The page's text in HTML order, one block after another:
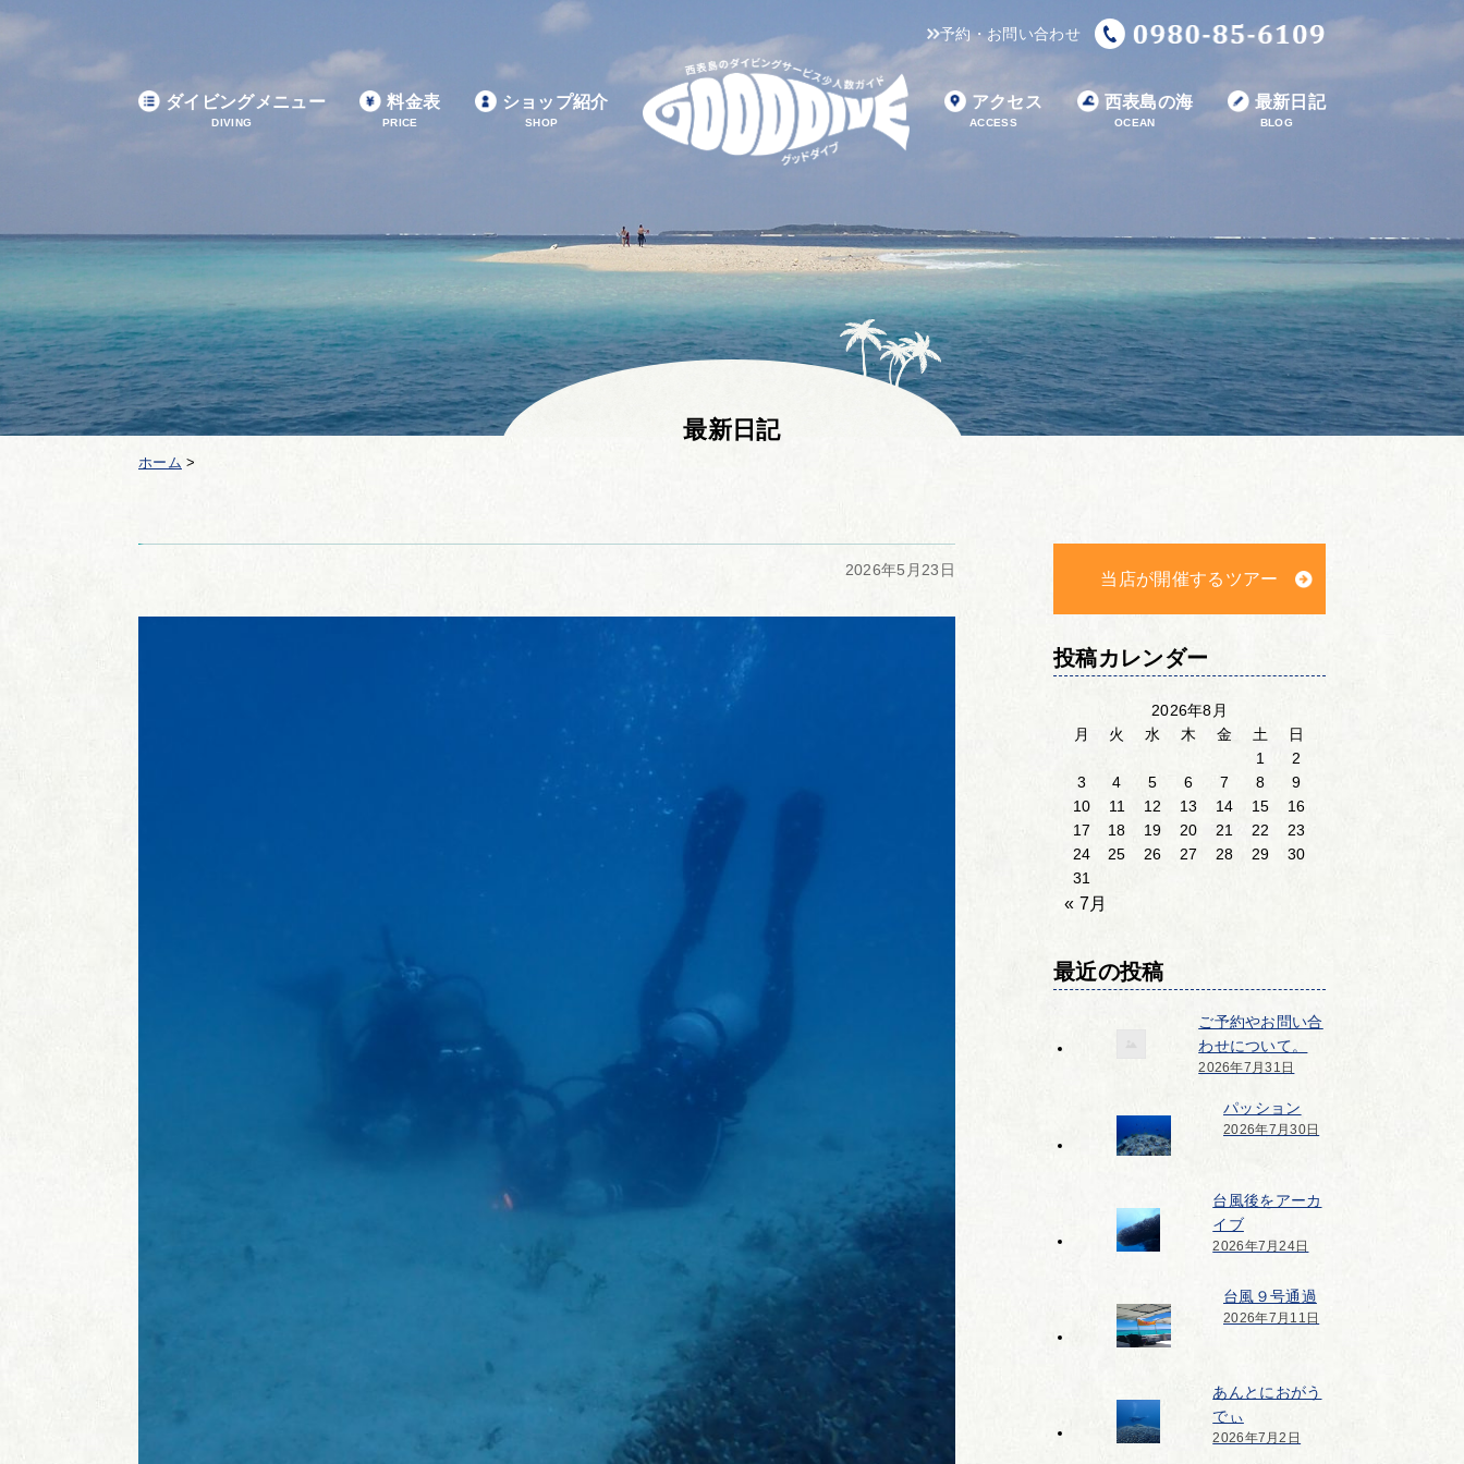
予約・お問い合わせ
ダイビングメニュー
DIVING
料金表
PRICE
ショップ紹介
SHOP
アクセス
ACCESS
西表島の海
OCEAN
最新日記
BLOG
最新日記
ホーム >
2026年5月23日 当店が開催するツアー
投稿カレンダー
2026年8月
月
火 水 木 金 土
日
1
2
3
4 5 6 7 8
9
10
11 12 13 14 15
16
17
18 19 20 21 22
23
24
25 26 27 28 29
30
31
« 7月
最近の投稿
ご予約やお問い合
わせについて。
2026年7月31日
パッション
2026年7月30日
台風後をアーカ
イブ
2026年7月24日
台風９号通過
2026年7月11日
あんとにおがう
でぃ
2026年7月2日